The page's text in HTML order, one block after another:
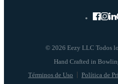
© 2026 Eezy LLC Todos
Términos de Uso Política de